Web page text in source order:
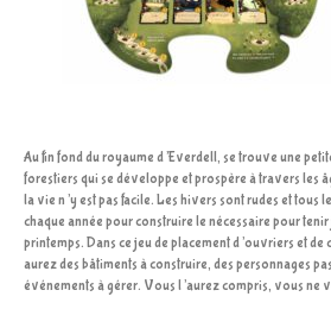
Au fin fond du royaume d’Everdell, se trouve une
forestiers qui se développe et prospère à travers les
la vie n’y est pas facile. Les hivers sont rudes et tous
chaque année pour construire le nécessaire pour
printemps. Dans ce jeu de placement d’ouvriers et
aurez des bâtiments à construire, des personnages
événements à gérer. Vous l’aurez compris, vous ne